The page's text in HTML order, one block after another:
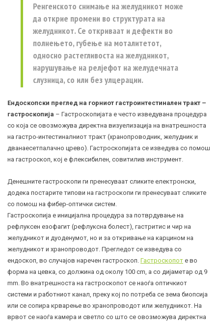
Ренгенското снимање на желудникот може
да открие промени во структурата на
желудникот. Се откриваат и дефекти во
полнењето, губење на моталитетот,
односно растегливоста на желудникот,
нарушување на релјефот на желудечната
слузница, со или без улцерации.
Ендоскопски преглед на горниот гастроинтестинален тракт –
гастроскопија – Гастроскопијата е често изведувана процедура
со која се овозможува директна визуелизација на внатрешноста
на гастро-интестиналниот тракт (хранопроводник, желудник и
дванаесетпалачно црево). Гастроскопијата се изведува со помош
на гастроскоп, кој е флексибилен, совитилив инструмент.
Денешните гастроскопи ги пренесуваат сликите електронски,
додека постарите типови на гастроскопи ги пренесуваат сликите
со помош на фибер-оптички систем.
Гастроскопија е иницијална процедура за потврдување на
рефлуксен езофагит (рефлуксна болест), гастритис и чир на
желудникот и дуоденумот, но и за откривање на карцином на
желудникот и хранопроводот. Прегледот се изведува со
ендоскоп, во случајов наречен гастроскоп. Гастроскопот е во
форма на цевка, со должина од околу 100 cm, а со дијаметар од 9
mm. Во внатрешноста на гастроскопот се наоѓа оптичкиот
системи и рaботниот канал, преку кој по потреба се зема биопсија
или се сопира крварење во хранопроводот или желудникот. На
врвот се наоѓа камера и светло со што се овозможува директна